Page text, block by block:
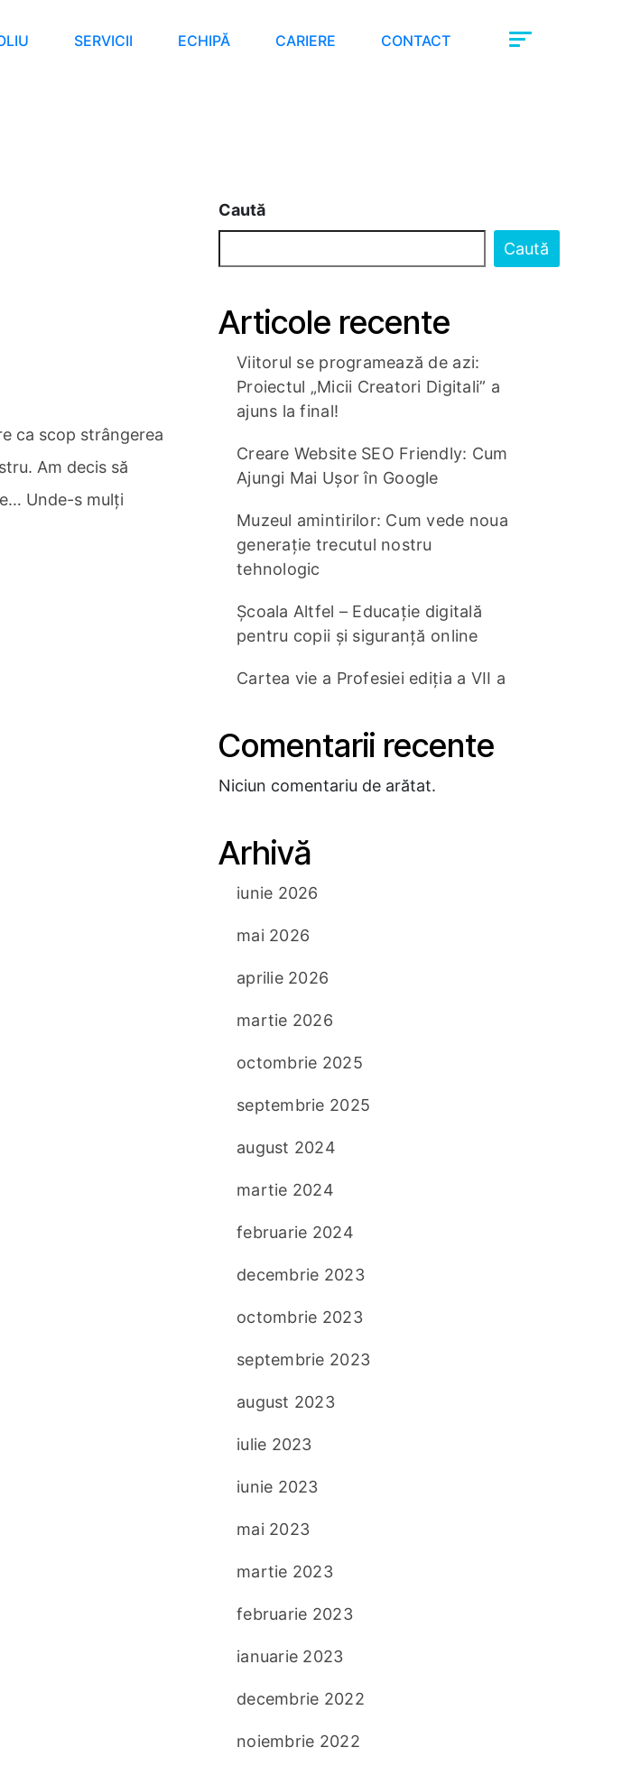
SERVICII ECHIPĂ CARIERE CONTACT
ca scop strângerea
Am decis să
Unde-s mulţi
Caută
Caută
Articole recente
Viitorul se programează de azi:
Proiectul „Micii Creatori Digitali” a
ajuns la final!
Creare Website SEO Friendly: Cum
Ajungi Mai Ușor în Google
Muzeul amintirilor: Cum vede noua
generație trecutul nostru
tehnologic
Școala Altfel – Educație digitală
pentru copii și siguranță online
Cartea vie a Profesiei ediția a VII a
Comentarii recente
Niciun comentariu de arătat.
Arhivă
iunie 2026
mai 2026
aprilie 2026
martie 2026
octombrie 2025
septembrie 2025
august 2024
martie 2024
februarie 2024
decembrie 2023
octombrie 2023
septembrie 2023
august 2023
iulie 2023
iunie 2023
mai 2023
martie 2023
februarie 2023
ianuarie 2023
decembrie 2022
noiembrie 2022